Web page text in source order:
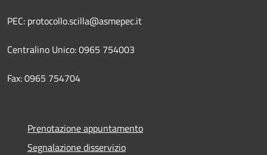
PEC: protocollo.scilla@asmepec.it
Centralino Unico: 0965 754003
Fax: 0965 754704
Prenotazione appuntamento
Segnalazione disservizio